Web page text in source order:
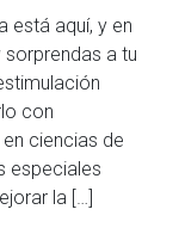
está aquí, y en
sorprendas a tu
con
ciencias de
especiales
la […]